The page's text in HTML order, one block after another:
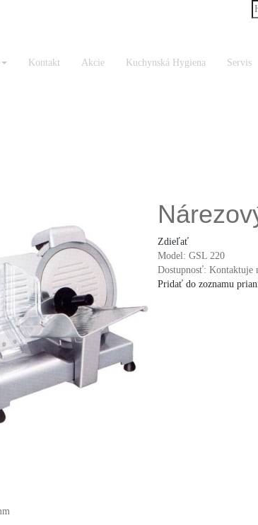
Kontakt Akcie Kuchynská Hygiena Servis
Zdieľať
Model: GSL 220
Dostupnosť: Kontaktuje
Pridať do zoznamu